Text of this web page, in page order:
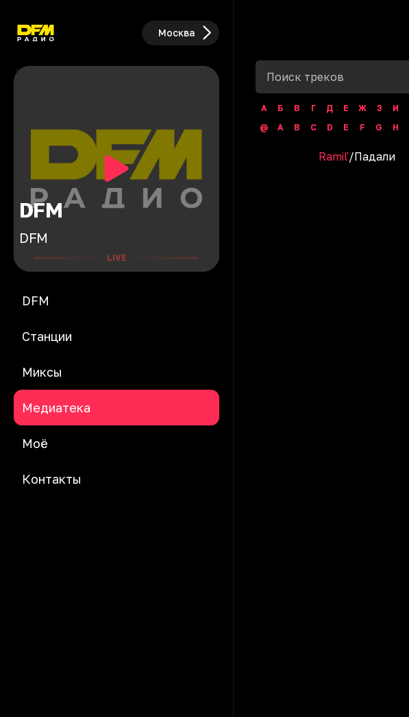
Москва
DFM
DFM
LIVE
DFM
Станции
Миксы
Медиатека
Моё
Контакты
А Б В Г Д Е Ж З И
@
A B C D E F G H
Ramil'/Падали